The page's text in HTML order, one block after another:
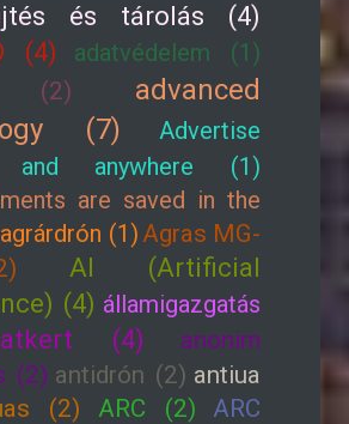
és tárolás (4)
(4)
adatvédelem (1)
(2)
advanced
(7)
Advertise
and anywhere (1)
are saved in the
agrárdrón (1)Agras MG-
AI (Artificial
(4) államigazgatás
(4)
anonim
(2) antidrón (2) antiua
(2) ARC (2)
ARC